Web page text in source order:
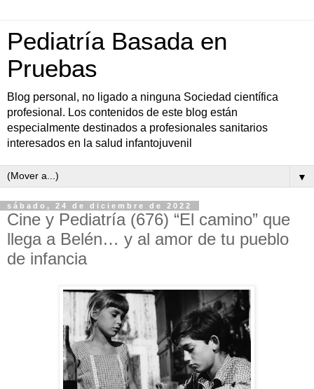
Pediatría Basada en
Pruebas
Blog personal, no ligado a ninguna Sociedad científica
profesional. Los contenidos de este blog están
especialmente destinados a profesionales sanitarios
interesados en la salud infantojuvenil
▼
sábado, 24 de diciembre de 2022
Cine y Pediatría (676) “El camino” que
llega a Belén… y al amor de tu pueblo
de infancia